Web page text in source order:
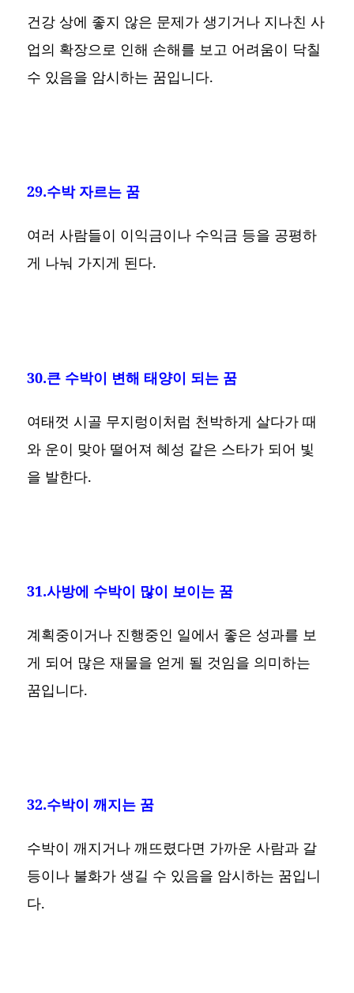
건강 상에 좋지 않은 문제가 생기거나 지나친 사
업의 확장으로 인해 손해를 보고 어려움이 닥칠
수 있음을 암시하는 꿈입니다.
29.수박 자르는 꿈
여러 사람들이 이익금이나 수익금 등을 공평하
게 나눠 가지게 된다.
30.큰 수박이 변해 태양이 되는 꿈
여태껏 시골 무지렁이처럼 천박하게 살다가 때
와 운이 맞아 떨어져 혜성 같은 스타가 되어 빛
을 발한다.
31.사방에 수박이 많이 보이는 꿈
계획중이거나 진행중인 일에서 좋은 성과를 보
게 되어 많은 재물을 얻게 될 것임을 의미하는
꿈입니다.
32.수박이 깨지는 꿈
수박이 깨지거나 깨뜨렸다면 가까운 사람과 갈
등이나 불화가 생길 수 있음을 암시하는 꿈입니
다.